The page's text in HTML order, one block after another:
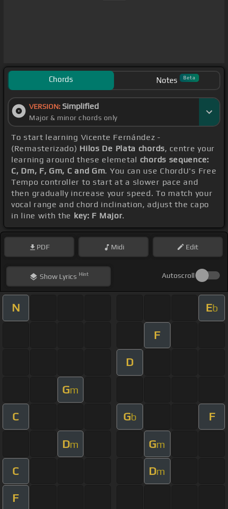
Chords Notes Beta
VERSION: Simplified
Major & minor chords only
To start learning Vicente Fernández -
(Remasterizado) Hilos De Plata chords, centre your
learning around these elemetal chords sequence:
C, Dm, F, Gm, C and Gm. You can use ChordU's Free
Tempo controller to start at a slower pace and
then gradually increase your speed. To match your
vocal range and chord inclination, adjust the capo
in line with the key: F Major.
PDF Midi Edit
ShowLyrics Hint Autoscroll
N Eb
F
D
Gm
C Gb F
Dm Gm
C Dm
F